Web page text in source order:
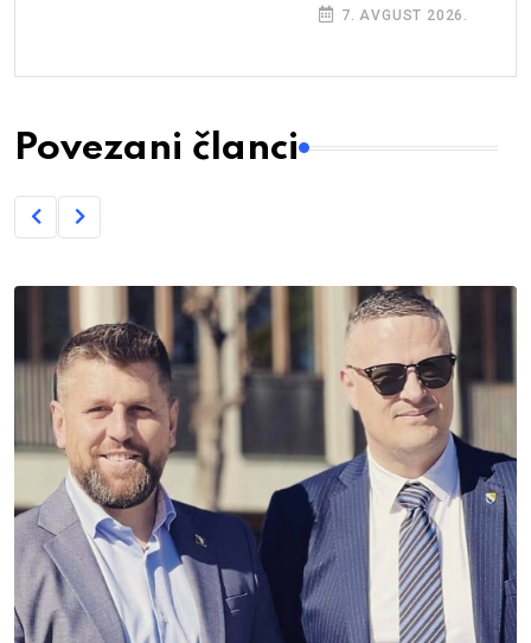
7. AVGUST 2026.
Povezani članci